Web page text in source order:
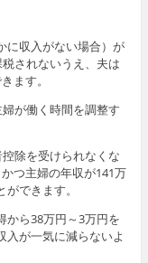
に収入がない場合）が
されないうえ、夫は
ます。
が働く時間を調整す
除を受けられなくな
つ主婦の年収が141万
できます。
から38万円～3万円を
入が一気に減らないよ